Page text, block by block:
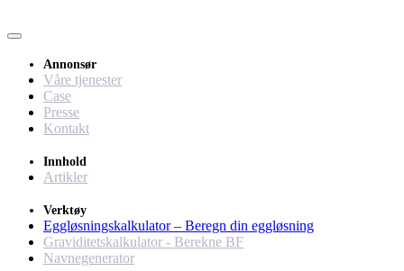
Annonsør
Våre tjenester
Case
Presse
Kontakt
Innhold
Artikler
Verktøy
Eggløsningskalkulator – Beregn din eggløsning
Graviditetskalkulator - Berekne BF
Navnegenerator